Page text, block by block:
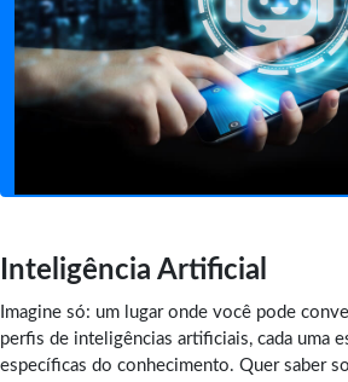
Inteligência Artificial
Imagine só: um lugar onde você pode
perfis de inteligências artificiais, cada uma
específicas do conhecimento. Quer saber